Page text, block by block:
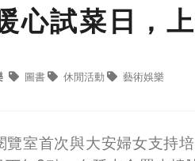
心試菜日，
圖書 休閒活動 藝術娛樂
室首次與大安婦女支持